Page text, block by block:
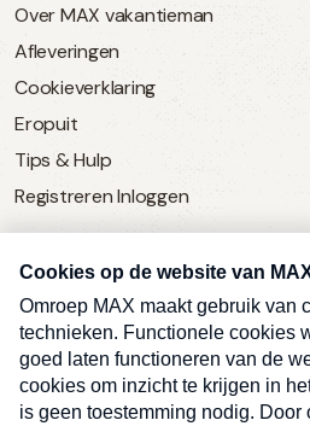
Over MAX vakantieman
Afleveringen
Cookieverklaring
Eropuit
Tips & Hulp
Registreren Inloggen
SERVICE
Over Omroep MAX
MAX Vandaag
MAX Meldpunt